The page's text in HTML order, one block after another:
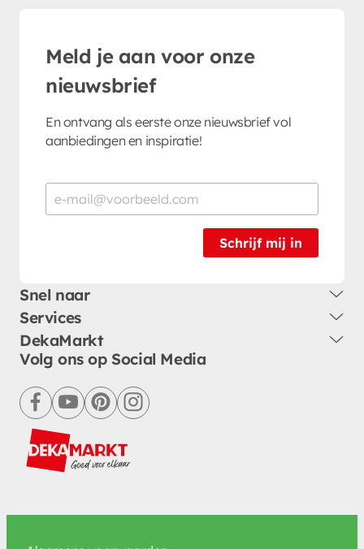
Meld je aan voor onze
nieuwsbrief
En ontvang als eerste onze nieuwsbrief vol
aanbiedingen en inspiratie!
Schrijf mij in
Snel naar
Services
DekaMarkt
Volg ons op Social Media
facebookyoutubepinterestinstagram